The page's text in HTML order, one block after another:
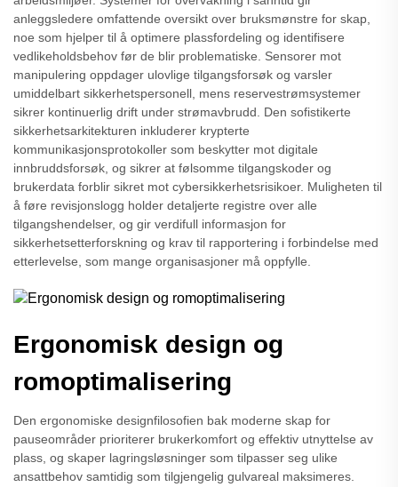
anleggsledere omfattende oversikt over bruksmønstre for skap,
noe som hjelper til å optimere plassfordeling og identifisere
vedlikeholdsbehov før de blir problematiske. Sensorer mot
manipulering oppdager ulovlige tilgangsforsøk og varsler
umiddelbart sikkerhetspersonell, mens reservestrømsystemer
sikrer kontinuerlig drift under strømavbrudd. Den sofistikerte
sikkerhetsarkitekturen inkluderer krypterte
kommunikasjonsprotokoller som beskytter mot digitale
innbruddsforsøk, og sikrer at følsomme tilgangskoder og
brukerdata forblir sikret mot cybersikkerhetsrisikoer. Muligheten til
å føre revisjonslogg holder detaljerte registre over alle
tilgangshendelser, og gir verdifull informasjon for
sikkerhetsetterforskning og krav til rapportering i forbindelse med
etterlevelse, som mange organisasjoner må oppfylle.
Ergonomisk design og
romoptimalisering
Den ergonomiske designfilosofien bak moderne skap for
pauseområder prioriterer brukerkomfort og effektiv utnyttelse av
plass, og skaper lagringsløsninger som tilpasser seg ulike
ansattbehov samtidig som tilgjengelig gulvareal maksimeres.